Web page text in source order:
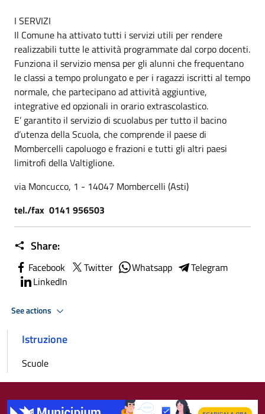
I SERVIZI
Il Comune ha attivato tutti i servizi utili per rendere
realizzabili tutte le attività programmate dal corpo docenti.
Funziona il servizio mensa per gli alunni che frequentano
le classi a tempo prolungato e per i ragazzi iscritti al tempo
normale, che partecipano ad attività aggiuntive,
integrative ed opzionali in orario extrascolastico.
E’ garantito il servizio di scuolabus per tutto il bacino
d’utenza della Scuola, che comprende il paese di
Mombercelli capoluogo e frazioni e tutti gli altri paesi
limitrofi della Valtiglione.
via Moncucco, 1 - 14047 Mombercelli (Asti)
tel./fax 0141 956503
Share:
Facebook Twitter Whatsapp
Telegram
LinkedIn
See actions
Istruzione
Scuole